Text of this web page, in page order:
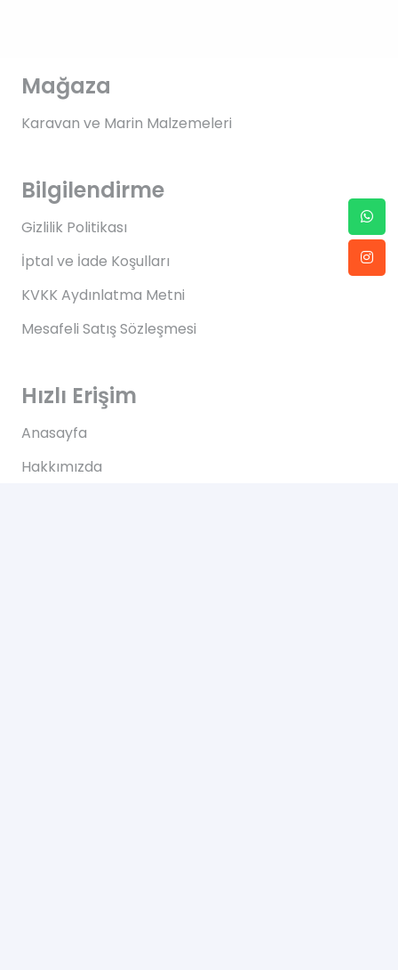
Mağaza
Karavan ve Marin Malzemeleri
Bilgilendirme
Gizlilik Politikası
İptal ve İade Koşulları
KVKK Aydınlatma Metni
Mesafeli Satış Sözleşmesi
Hızlı Erişim
Anasayfa
Hakkımızda